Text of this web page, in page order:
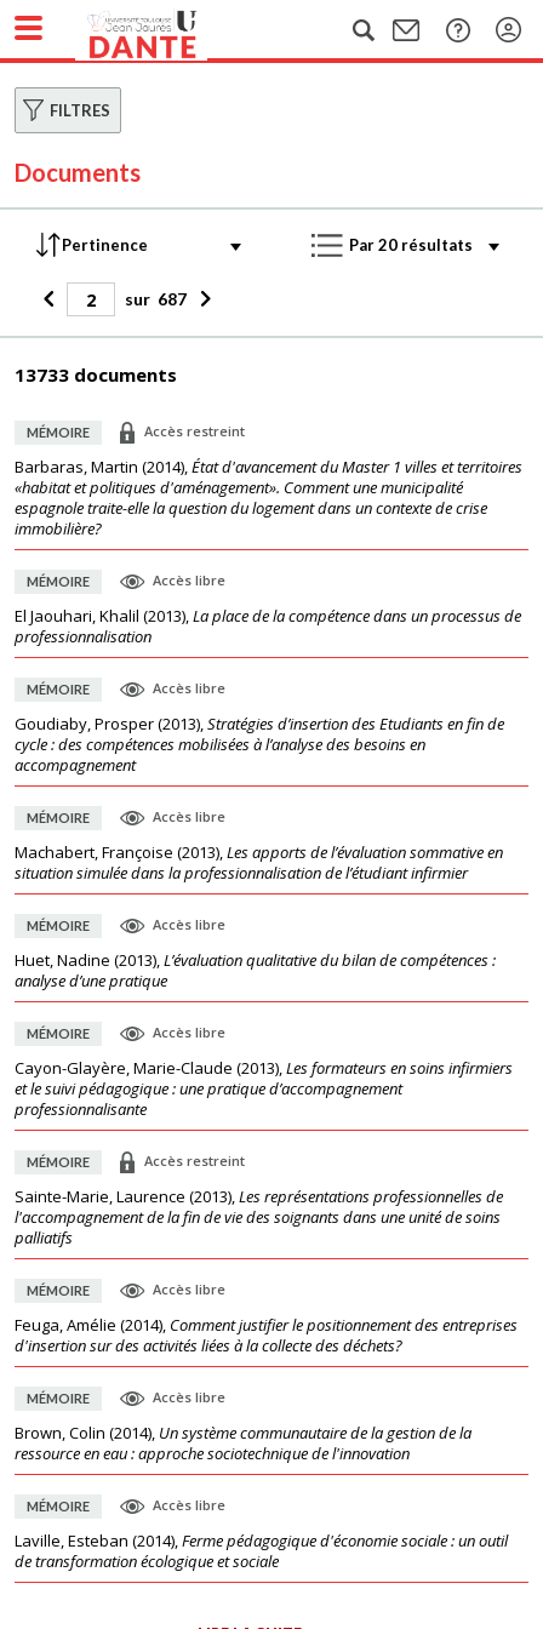
FILTRES
Documents
sur 687
13733 documents
MÉMOIRE Accès restreint
Barbaras, Martin (2014),État d'avancement du Master 1 villes et territoires
«habitat et politiques d'aménagement». Comment une municipalité
espagnole traite-elle la question du logement dans un contexte de crise
immobilière?
MÉMOIRE Accès libre
El Jaouhari, Khalil (2013),La place de la compétence dans un processus de
professionnalisation
MÉMOIRE Accès libre
Goudiaby, Prosper(2013),Stratégies d’insertion des Etudiants en fin de
cycle : des compétences mobilisées à l’analyse des besoins en
accompagnement
MÉMOIRE Accès libre
Machabert, Françoise (2013),Les apports de l’évaluation sommative en
situation simulée dans la professionnalisation de l’étudiant infirmier
MÉMOIRE Accès libre
Huet, Nadine (2013),L’évaluation qualitative du bilan de compétences :
analyse d’une pratique
MÉMOIRE Accès libre
Cayon-Glayère, Marie-Claude (2013),Les formateurs en soins infirmiers
et le suivi pédagogique : une pratique d’accompagnement
professionnalisante
MÉMOIRE Accès restreint
Sainte-Marie, Laurence (2013),Les représentations professionnelles de
l'accompagnement de la fin de vie des soignants dans une unité de soins
palliatifs
MÉMOIRE Accès libre
Feuga, Amélie (2014), Comment justifier le positionnement des entreprises
d'insertion sur des activités liées à la collecte des déchets?
MÉMOIRE Accès libre
Brown, Colin (2014), Un système communautaire de la gestion de la
ressource en eau : approche sociotechnique de l'innovation
MÉMOIRE Accès libre
Laville, Esteban (2014),Ferme pédagogique d'économie sociale : un outil
de transformation écologique et sociale